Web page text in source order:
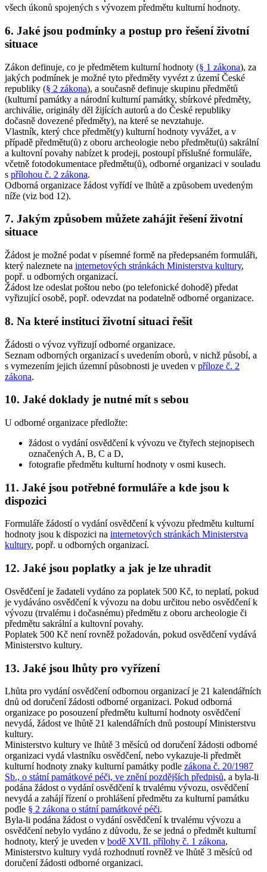
všech úkonů spojených s vývozem předmětu kulturní hodnoty.
6. Jaké jsou podmínky a postup pro řešení životní
situace
Zákon definuje, co je předmětem kulturní hodnoty (§ 1 zákona), za
jakých podmínek je možné tyto předměty vyvézt z území České
republiky (§ 2 zákona), a současně definuje skupinu předmětů
(kulturní památky a národní kulturní památky, sbírkové předměty,
archiválie, originály děl žijících autorů a do České republiky
dočasně dovezené předměty), na které se nevztahuje.
Vlastník, který chce předmět(y) kulturní hodnoty vyvážet, a v
případě předmětu(ů) z oboru archeologie nebo předmětu(ů) sakrální
a kultovní povahy nabízet k prodeji, postoupí příslušné formuláře,
včetně fotodokumentace předmětu(ů), odborné organizaci v souladu
s přílohou č. 2 zákona.
Odborná organizace žádost vyřídí ve lhůtě a způsobem uvedeným
níže (viz bod 12).
7. Jakým způsobem můžete zahájit řešení životní
situace
Žádost je možné podat v písemné formě na předepsaném formuláři,
který naleznete na internetových stránkách Ministerstva kultury,
popř. u odborných organizací.
Žádost lze odeslat poštou nebo (po telefonické dohodě) předat
vyřizující osobě, popř. odevzdat na podatelně odborné organizace.
8. Na které instituci životní situaci řešit
Žádosti o vývoz vyřizují odborné organizace.
Seznam odborných organizací s uvedením oborů, v nichž působí, a
s vymezením jejich územní působnosti je uveden v příloze č. 2
zákona.
10. Jaké doklady je nutné mít s sebou
U odborné organizace předložte:
žádost o vydání osvědčení k vývozu ve čtyřech stejnopisech
označených A, B, C a D,
fotografie předmětu kulturní hodnoty v osmi kusech.
11. Jaké jsou potřebné formuláře a kde jsou k
dispozici
Formuláře žádostí o vydání osvědčení k vývozu předmětu kulturní
hodnoty jsou k dispozici na internetových stránkách Ministerstva
kultury, popř. u odborných organizací.
12. Jaké jsou poplatky a jak je lze uhradit
Osvědčení je žadateli vydáno za poplatek 500 Kč, to neplatí, pokud
je vydáváno osvědčení k vývozu na dobu určitou nebo osvědčení k
vývozu (trvalému i dočasnému) předmětu z oboru archeologie či
předmětu sakrální a kultovní povahy.
Poplatek 500 Kč není rovněž požadován, pokud osvědčení vydává
Ministerstvo kultury.
13. Jaké jsou lhůty pro vyřízení
Lhůta pro vydání osvědčení odbornou organizací je 21 kalendářních
dnů od doručení žádosti odborné organizaci. Pokud odborná
organizace po posouzení předmětu kulturní hodnoty osvědčení
nevydá, žádost ve lhůtě 21 kalendářních dnů postoupí Ministerstvu
kultury.
Ministerstvo kultury ve lhůtě 3 měsíců od doručení žádosti odborné
organizaci vydá vlastníku osvědčení, nebo vykazuje-li předmět
kulturní hodnoty znaky kulturní památky podle zákona č. 20/1987
Sb., o státní památkové péči, ve znění pozdějších předpisů, a byla-li
podána žádost o vydání osvědčení k trvalému vývozu, osvědčení
nevydá a zahájí řízení o prohlášení předmětu za kulturní památku
podle § 2 zákona o státní památkové péči.
Byla-li podána žádost o vydání osvědčení k trvalému vývozu a
osvědčení nebylo vydáno z důvodu, že se jedná o předmět kulturní
hodnoty, který je uveden v bodě XVII. přílohy č. 1 zákona,
Ministerstvo kultury vydá rozhodnutí rovněž ve lhůtě 3 měsíců od
doručení žádosti odborné organizaci.